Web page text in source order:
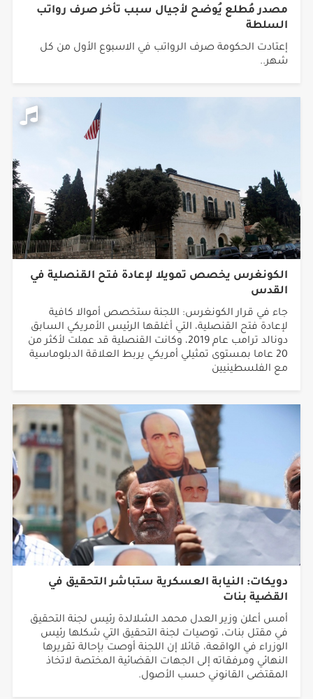
السلطة
إعتادت الحكومة صرف الرواتب في الاسبوع الأول من كل
شهر..
الكونغرس يخصص تمويلا لإعادة فتح القنصلية في
القدس
جاء في قرار الكونغرس: اللجنة ستخصص أموالا كافية
لإعادة فتح القنصلية، التي أغلقها الرئيس الأمريكي السابق
دونالد ترامب عام 2019، وكانت القنصلية قد عملت لأكثر من
20 عاما بمستوى تمثيلي أمريكي يربط العلاقة الدبلوماسية
مع الفلسطينيين
دويكات: النيابة العسكرية ستباشر التحقيق في
القضية بنات
أمس أعلن وزير العدل محمد الشلالدة رئيس لجنة التحقيق
في مقتل بنات، توصيات لجنة التحقيق التي شكلها رئيس
الوزراء في الواقعة، قائلا إن اللجنة أوصت بإحالة تقريرها
النهائي ومرفقاته إلى الجهات القضائية المختصة لاتخاذ
المقتضى القانوني حسب الأصول.